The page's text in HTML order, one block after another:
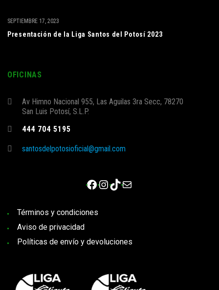
Presentación de la Liga Santos del Potosí 2023
SEPTIEMBRE 17, 2023
OFICINAS
Av Himno Nacional 955, Las Aguilas 3ra Secc, 78270
San Luis Potosí, S.L.P.
444 704 5195
santosdelpotosioficial@gmail.com
Facebook
Instagram
TikTok
Correo electrónico
Términos y condiciones
Aviso de privacidad
Políticas de envío y devoluciones